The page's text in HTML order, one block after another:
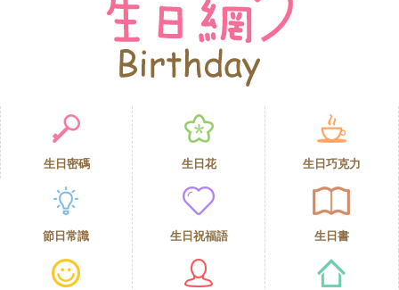
生日密碼 生日花 生日巧克力
節日常識 生日祝福語 生日書